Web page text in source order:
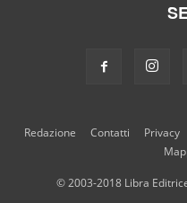
Redazione Contatti Privacy
© 2003-2018 Libra